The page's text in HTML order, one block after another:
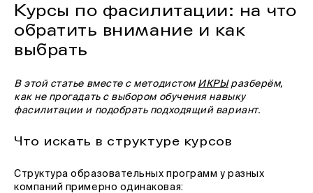
Курсы по фасилитации: на что
обратить внимание и как
выбрать
В этой статье вместе с методистом ИКРЫразберём,
как не прогадать с выбором обучения навыку
фасилитации и подобрать подходящий вариант.
Что искать в структуре курсов
Структура образовательных программ у разных
компаний примерно одинаковая: